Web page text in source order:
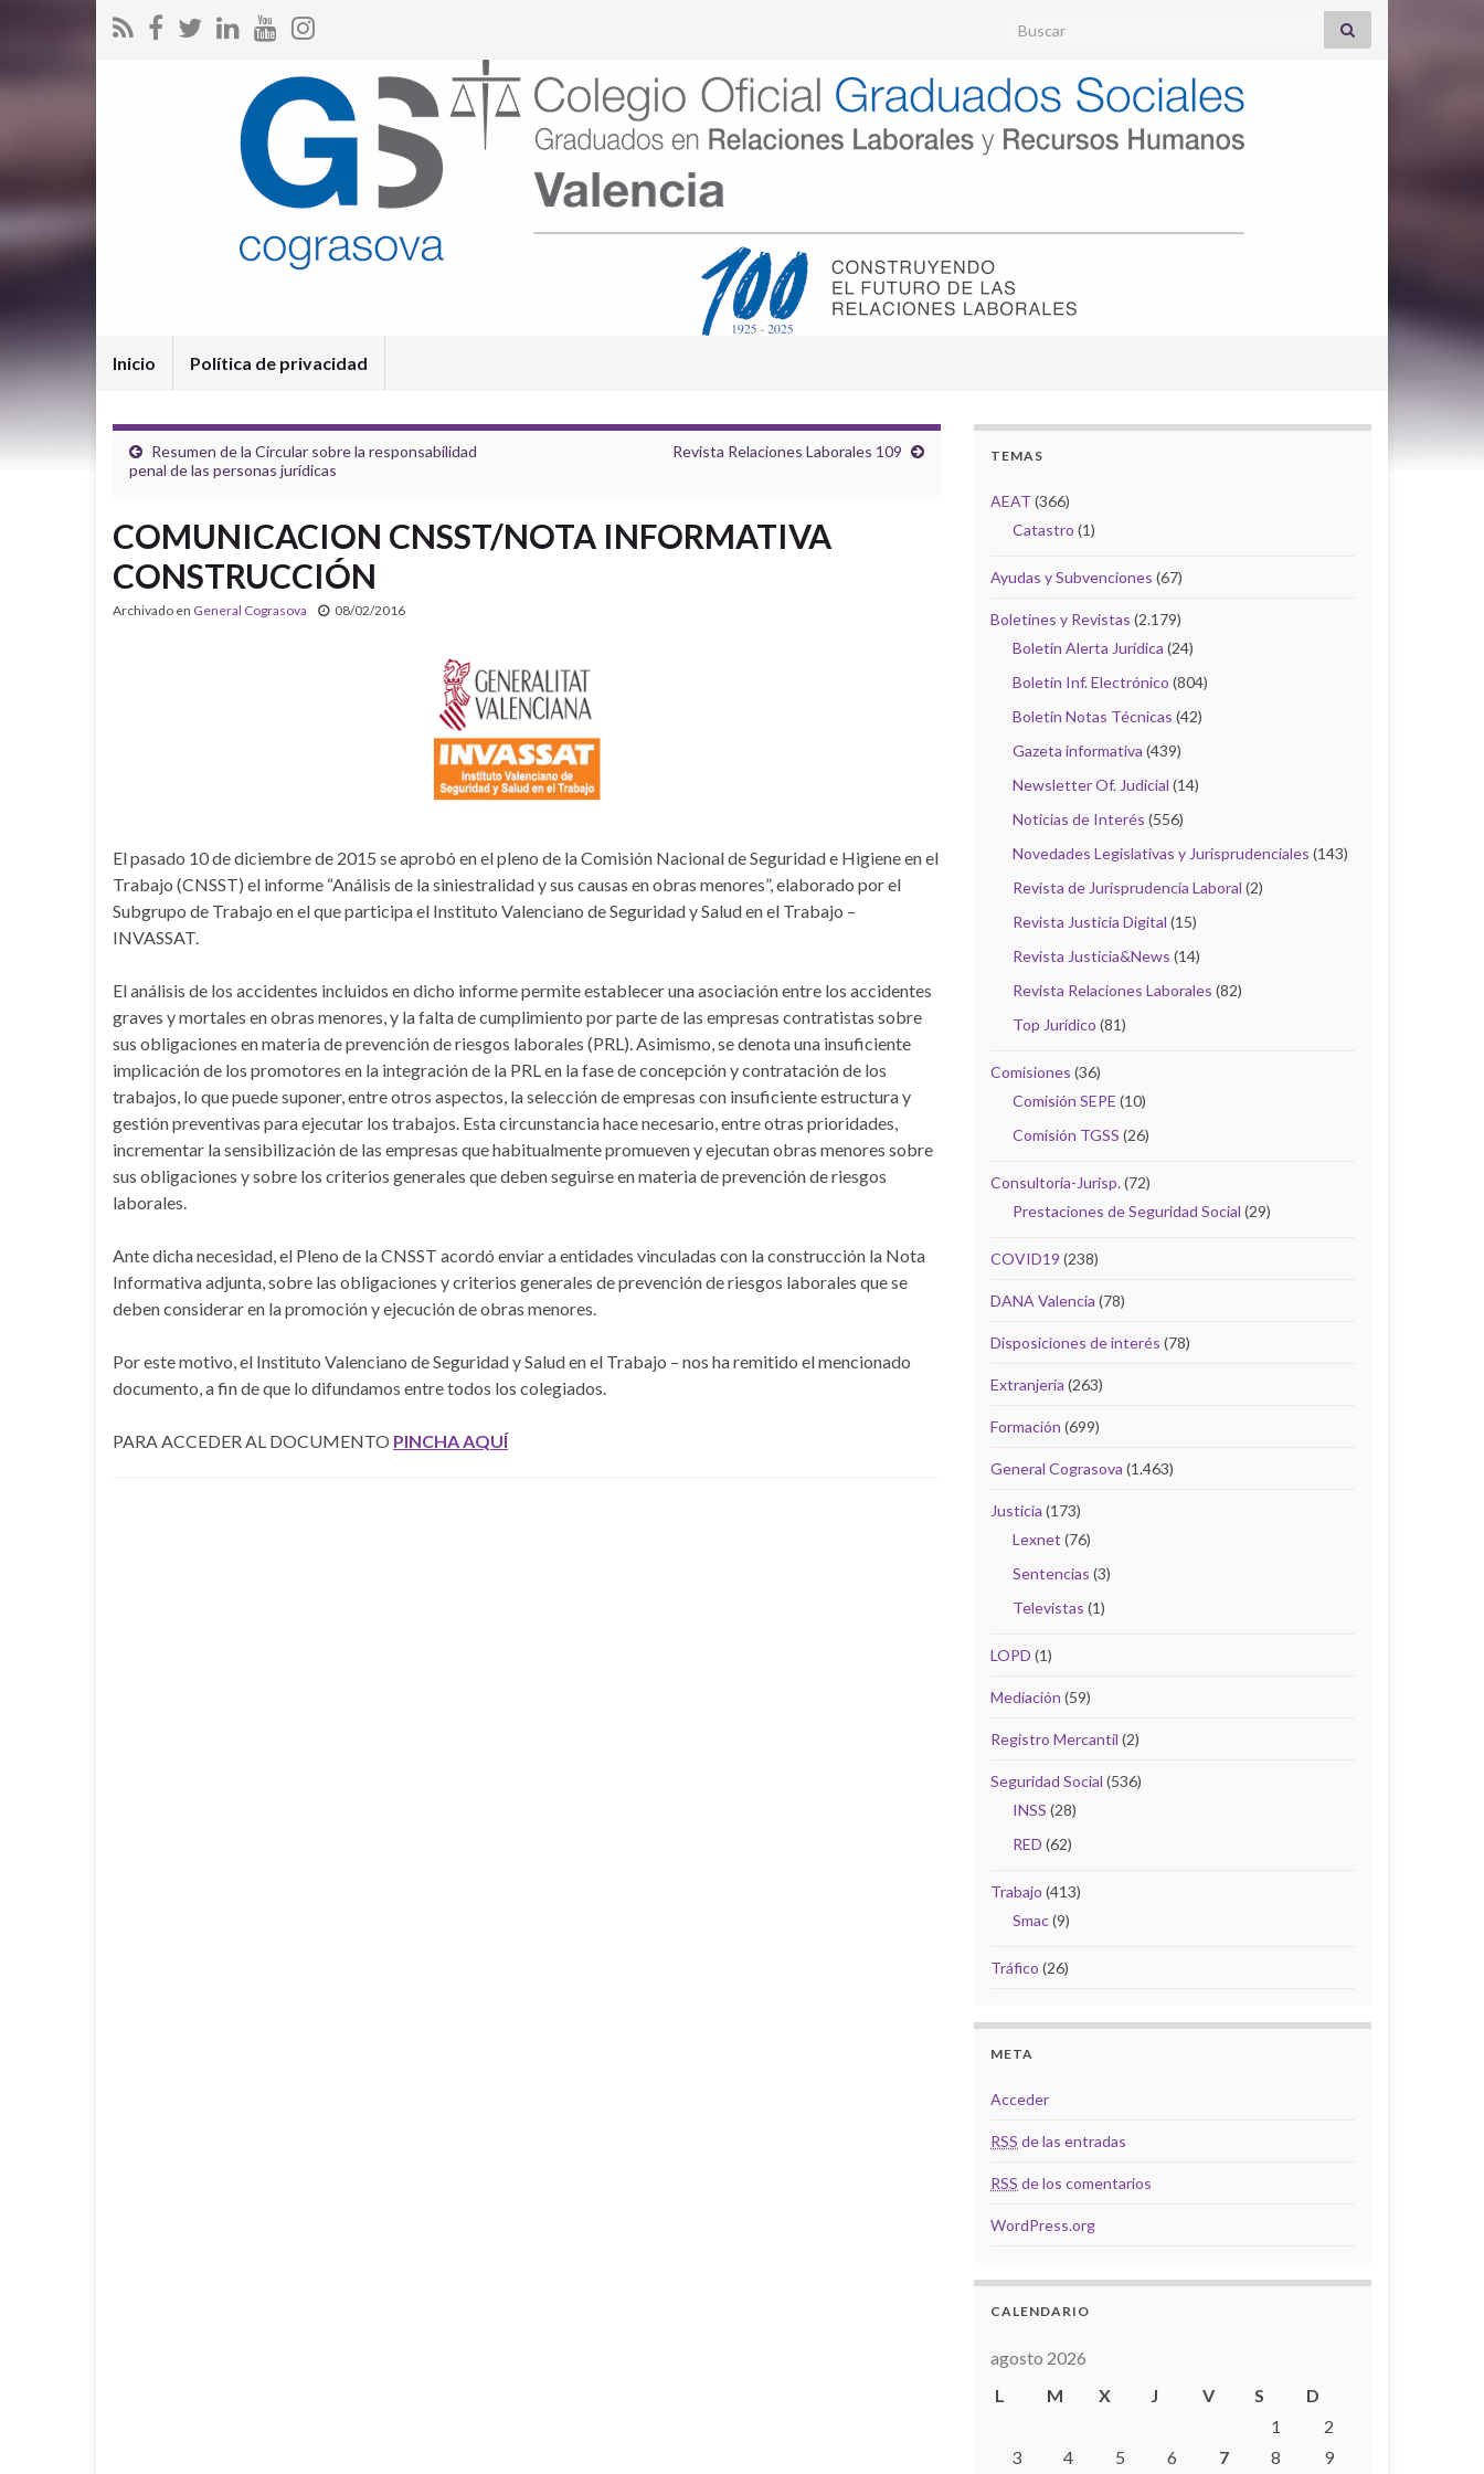
Search for:
Inicio Política de privacidad
Resumen de la Circular sobre la responsabilidad
penal de las personas jurídicas
Revista Relaciones Laborales 109
COMUNICACION CNSST/NOTA INFORMATIVA
CONSTRUCCIÓN
Archivado en General Cograsova 08/02/2016
El pasado 10 de diciembre de 2015 se aprobó en el pleno de la Comisión Nacional de Seguridad e Higiene en el
Trabajo (CNSST) el informe “Análisis de la siniestralidad y sus causas en obras menores”, elaborado por el
Subgrupo de Trabajo en el que participa el Instituto Valenciano de Seguridad y Salud en el Trabajo –
INVASSAT.
El análisis de los accidentes incluidos en dicho informe permite establecer una asociación entre los accidentes
graves y mortales en obras menores, y la falta de cumplimiento por parte de las empresas contratistas sobre
sus obligaciones en materia de prevención de riesgos laborales (PRL). Asimismo, se denota una insuficiente
implicación de los promotores en la integración de la PRL en la fase de concepción y contratación de los
trabajos, lo que puede suponer, entre otros aspectos, la selección de empresas con insuficiente estructura y
gestión preventivas para ejecutar los trabajos. Esta circunstancia hace necesario, entre otras prioridades,
incrementar la sensibilización de las empresas que habitualmente promueven y ejecutan obras menores sobre
sus obligaciones y sobre los criterios generales que deben seguirse en materia de prevención de riesgos
laborales.
Ante dicha necesidad, el Pleno de la CNSST acordó enviar a entidades vinculadas con la construcción la Nota
Informativa adjunta, sobre las obligaciones y criterios generales de prevención de riesgos laborales que se
deben considerar en la promoción y ejecución de obras menores.
Por este motivo, el Instituto Valenciano de Seguridad y Salud en el Trabajo – nos ha remitido el mencionado
documento, a fin de que lo difundamos entre todos los colegiados.
PARA ACCEDER AL DOCUMENTO PINCHA AQUÍ
TEMAS
AEAT (366)
Catastro (1)
Ayudas y Subvenciones (67)
Boletines y Revistas (2.179)
Boletín Alerta Jurídica (24)
Boletín Inf. Electrónico (804)
Boletín Notas Técnicas (42)
Gazeta informativa (439)
Newsletter Of. Judicial (14)
Noticias de Interés (556)
Novedades Legislativas y Jurisprudenciales (143)
Revista de Jurisprudencia Laboral (2)
Revista Justicia Digital (15)
Revista Justicia&News (14)
Revista Relaciones Laborales (82)
Top Jurídico (81)
Comisiones (36)
Comisión SEPE (10)
Comisión TGSS (26)
Consultoría-Jurisp.(72)
Prestaciones de Seguridad Social (29)
COVID19 (238)
DANA Valencia (78)
Disposiciones de interés (78)
Extranjería (263)
Formación (699)
General Cograsova (1.463)
Justicia (173)
Lexnet (76)
Sentencias (3)
Televistas (1)
LOPD (1)
Mediación (59)
Registro Mercantil (2)
Seguridad Social (536)
INSS (28)
RED (62)
Trabajo (413)
Smac(9)
Tráfico (26)
META
Acceder
RSS de las entradas
RSS de los comentarios
WordPress.org
CALENDARIO
agosto 2026
L
M X J V S
D
1
2
3
4 5 6 7 8 9